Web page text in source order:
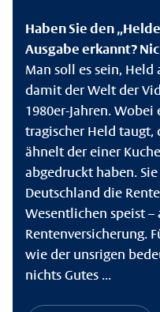
Haben Sie den
Ausgabe erkannt?
Man soll es sein, Held
damit der Welt der
1980er-Jahren.
tragischer Held taugt,
ähnelt der einer
abgedruckt haben.
Deutschland die
Wesentlichen speist –
Rentenversicherung.
wie der unsrigen
nichts Gutes ...